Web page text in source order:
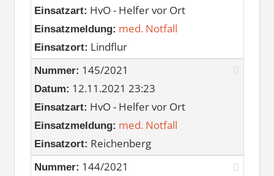
Einsatzart: HvO - Helfer vor Ort
Einsatzmeldung: med. Notfall
Einsatzort: Lindflur
Nummer: 145/2021
Datum: 12.11.2021 23:23
Einsatzart: HvO - Helfer vor Ort
Einsatzmeldung: med. Notfall
Einsatzort: Reichenberg
Nummer: 144/2021